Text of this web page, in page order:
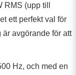
(upp till
ett perfekt val för
avgörande för att
Hz, och med en